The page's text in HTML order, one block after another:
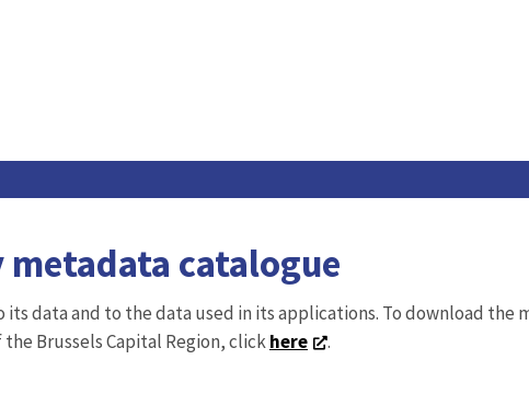
catalogue
its data and to the data used in its applications. To download
Brussels Capital Region, clickhere .